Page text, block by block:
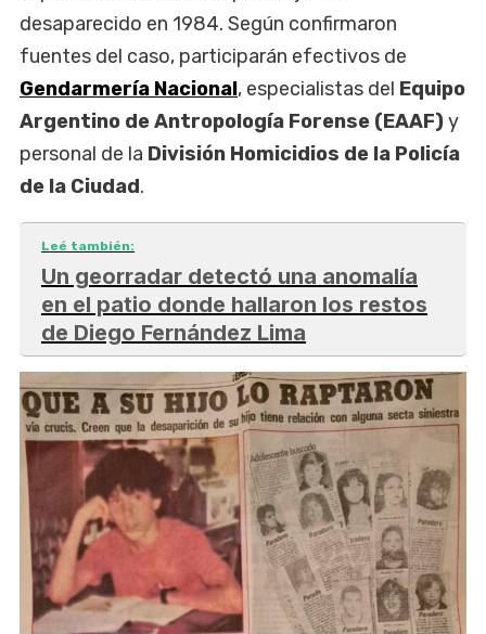
desaparecido en 1984. Según confirmaron
fuentes del caso, participarán efectivos de
Gendarmería Nacional, especialistas del Equipo
Argentino de Antropología Forense (EAAF)y
personal de la División Homicidios de la Policía
de la Ciudad.
Leé también:
Un georradar detectó una anomalía
en el patio donde hallaron los restos
de Diego Fernández Lima